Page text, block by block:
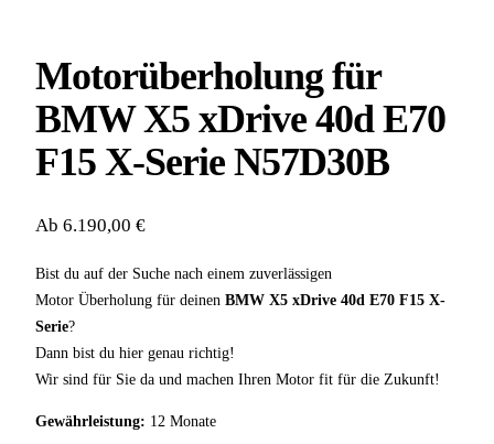
Motorüberholung für
BMW X5 xDrive 40d E70
F15 X-Serie N57D30B
Ab 6.190,00 €
Bist du auf der Suche nach einem zuverlässigen
Motor Überholung für deinen BMW X5 xDrive 40d E70 F15 X-
Serie?
Dann bist du hier genau richtig!
Wir sind für Sie da und machen Ihren Motor fit für die Zukunft!
Gewährleistung: 12 Monate